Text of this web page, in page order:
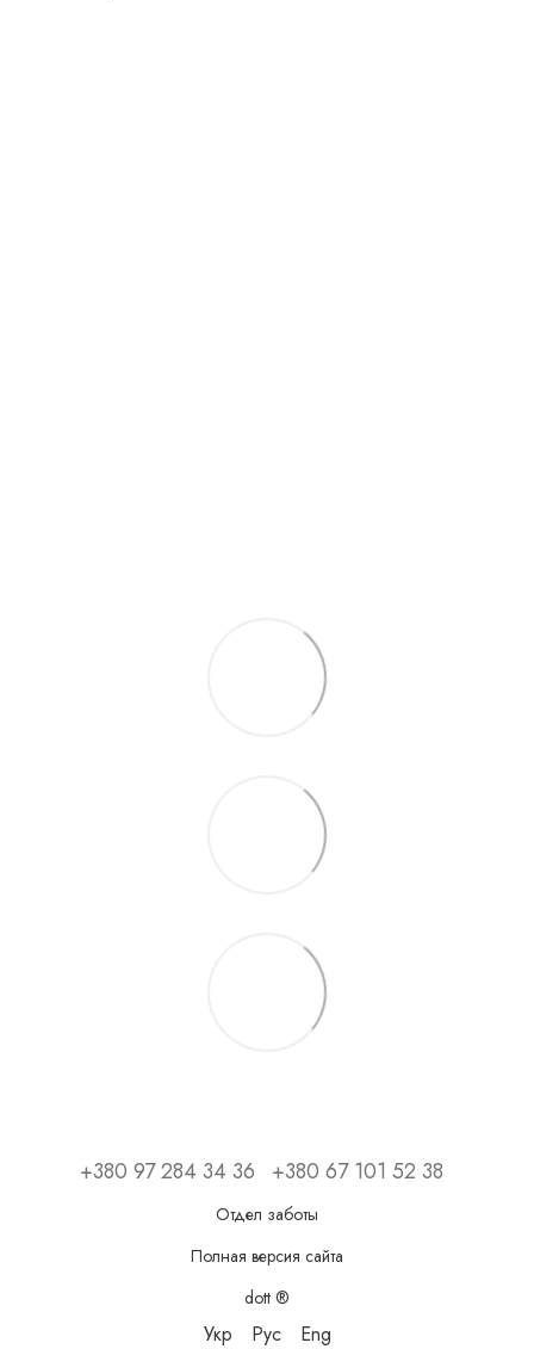
+380 97 284 34 36 +380 67 101 52 38
Отдел заботы
Полная версия сайта
dott ®
Укр Рус Eng